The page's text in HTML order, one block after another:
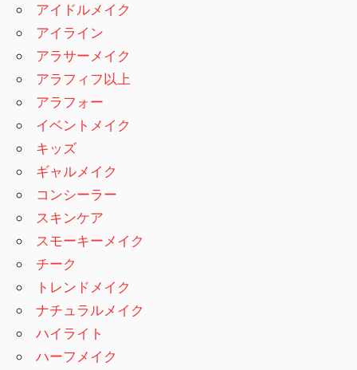
アイドルメイク
アイライン
アラサーメイク
アラフィフ以上
アラフォー
イベントメイク
キッズ
ギャルメイク
コンシーラー
スキンケア
スモーキーメイク
チーク
トレンドメイク
ナチュラルメイク
ハイライト
ハーフメイク